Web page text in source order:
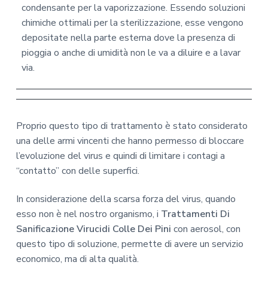
condensante per la vaporizzazione. Essendo soluzioni
chimiche ottimali per la sterilizzazione, esse vengono
depositate nella parte esterna dove la presenza di
pioggia o anche di umidità non le va a diluire e a lavar
via.
Proprio questo tipo di trattamento è stato considerato
una delle armi vincenti che hanno permesso di bloccare
l’evoluzione del virus e quindi di limitare i contagi a
“contatto” con delle superfici.
In considerazione della scarsa forza del virus, quando
esso non è nel nostro organismo, i Trattamenti Di
Sanificazione Virucidi Colle Dei Pini con aerosol, con
questo tipo di soluzione, permette di avere un servizio
economico, ma di alta qualità.